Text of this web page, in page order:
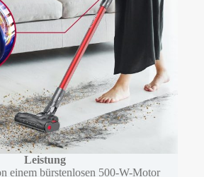
Leistung
einem bürstenlosen 500-W-Motor